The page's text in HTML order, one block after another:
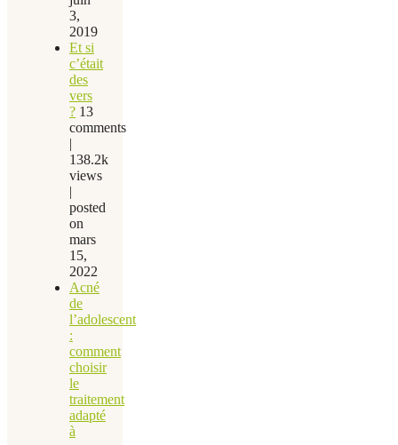
3,
2019
Et si
c’était
des
vers
? 13
comments
|
138.2k
views
|
posted
on
mars
15,
2022
Acné
de
l’adolescent
:
comment
choisir
le
traitement
adapté
à